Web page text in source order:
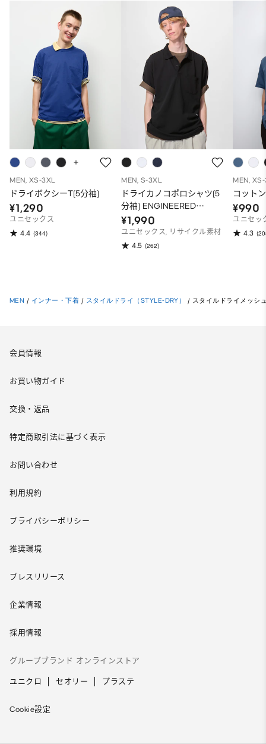
MEN, XS-3XL
ドライボクシーT(5分袖)
¥1,290
ユニセックス
4.4 (344)
MEN, S-3XL
ドライカノコポロシャツ(5
分袖) ENGINEERED
GARMENTS
¥1,990
ユニセックス, リサイクル素材
4.5 (262)
MEN,
コット
¥990
ユニセッ
4.3
MEN / インナー・下着 / スタイルドライ（STYLE-DRY） / スタイルドライメッシ
会員情報
お買い物ガイド
交換・返品
特定商取引法に基づく表示
お問い合わせ
利用規約
プライバシーポリシー
推奨環境
プレスリリース
企業情報
採用情報
グループブランド オンラインストア
ユニクロ セオリー プラステ
Cookie設定